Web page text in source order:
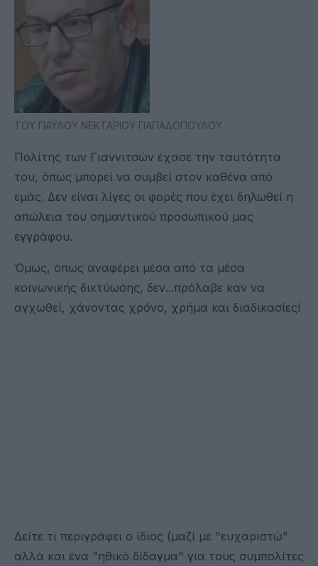
ΤΟΥ ΠΑΥΛΟΥ ΝΕΚΤΑΡΙΟΥ ΠΑΠΑΔΟΠΟΥΛΟΥ
Πολίτης των Γιαννιτσών έχασε την ταυτότητα
του, όπως μπορεί να συμβεί στον καθένα από
εμάς. Δεν είναι λίγες οι φορές που έχει δηλωθεί η
απώλεια του σημαντικού προσωπικού μας
εγγράφου.
Όμως, όπως αναφέρει μέσα από τα μέσα
κοινωνικής δικτύωσης, δεν...πρόλαβε καν να
αγχωθεί, χάνοντας χρόνο, χρήμα και διαδικασίες!
Δείτε τι περιγράφει ο ίδιος (μαζί με "ευχαριστώ"
αλλά και ένα "ηθικό δίδαγμα" για τους συμπολίτες